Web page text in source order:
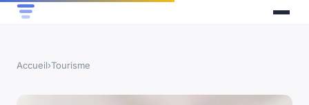
Accueil›Tourisme